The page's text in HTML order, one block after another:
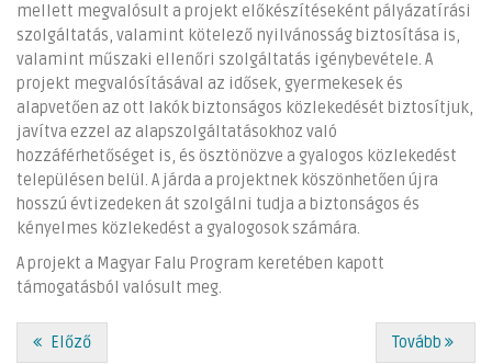
mellett megvalósult a projekt előkészítéseként pályázatírási
szolgáltatás, valamint kötelező nyilvánosság biztosítása is,
valamint műszaki ellenőri szolgáltatás igénybevétele. A
projekt megvalósításával az idősek, gyermekesek és
alapvetően az ott lakók biztonságos közlekedését biztosítjuk,
javítva ezzel az alapszolgáltatásokhoz való
hozzáférhetőséget is, és ösztönözve a gyalogos közlekedést
településen belül. A járda a projektnek köszönhetően újra
hosszú évtizedeken át szolgálni tudja a biztonságos és
kényelmes közlekedést a gyalogosok számára.
A projekt a Magyar Falu Program keretében kapott
támogatásból valósult meg.
Előző Tovább